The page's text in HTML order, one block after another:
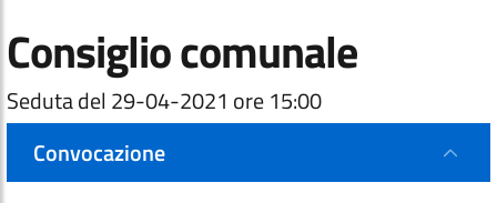
Consiglio comunale
Seduta del 29-04-2021 ore 15:00
Convocazione